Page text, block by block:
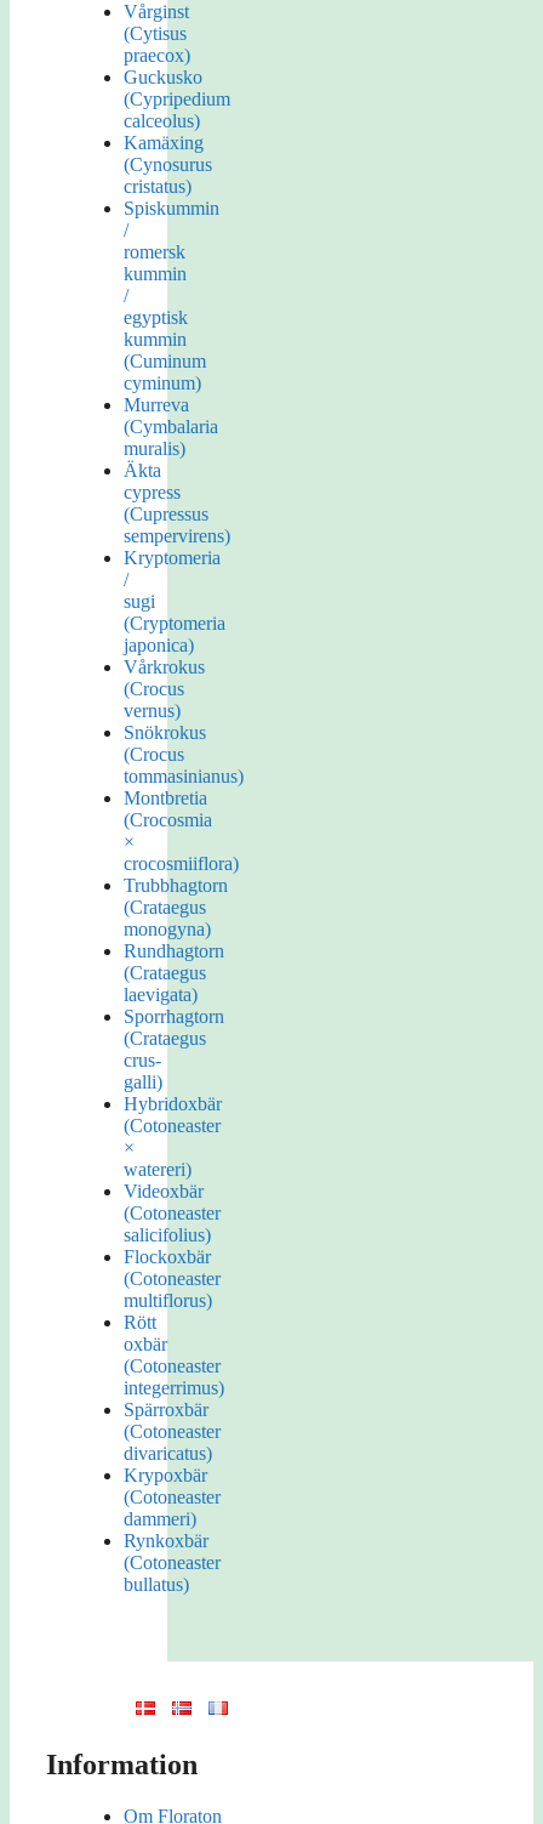
Vårginst
(Cytisus
praecox)
Guckusko
(Cypripedium
calceolus)
Kamäxing
(Cynosurus
cristatus)
Spiskummin
/
romersk
kummin
/
egyptisk
kummin
(Cuminum
cyminum)
Murreva
(Cymbalaria
muralis)
Äkta
cypress
(Cupressus
sempervirens)
Kryptomeria
/
sugi
(Cryptomeria
japonica)
Vårkrokus
(Crocus
vernus)
Snökrokus
(Crocus
tommasinianus)
Montbretia
(Crocosmia
×
crocosmiiflora)
Trubbhagtorn
(Crataegus
monogyna)
Rundhagtorn
(Crataegus
laevigata)
Sporrhagtorn
(Crataegus
crus-
galli)
Hybridoxbär
(Cotoneaster
×
watereri)
Videoxbär
(Cotoneaster
salicifolius)
Flockoxbär
(Cotoneaster
multiflorus)
Rött
oxbär
(Cotoneaster
integerrimus)
Spärroxbär
(Cotoneaster
divaricatus)
Krypoxbär
(Cotoneaster
dammeri)
Rynkoxbär
(Cotoneaster
bullatus)
Information
Om Floraton